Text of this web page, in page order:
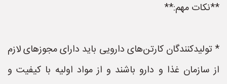
**نکات مهم:**
* تولیدکنندگان کارتن‌های دارویی باید دارای مجوزهای لازم
از سازمان غذا و دارو باشند و از مواد اولیه با کیفیت و